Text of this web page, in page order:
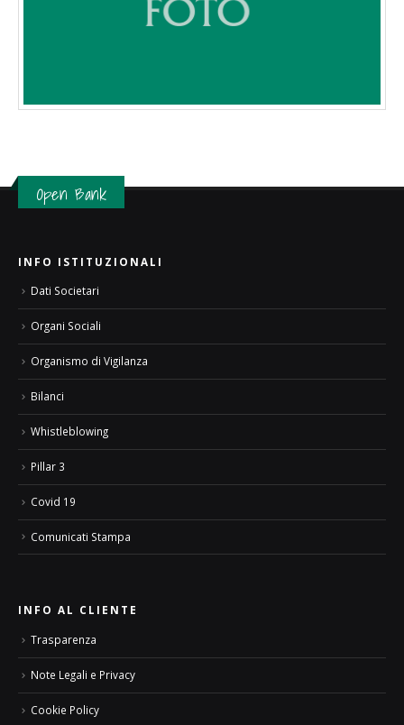
Open Bank
INFO ISTITUZIONALI
Dati Societari
Organi Sociali
Organismo di Vigilanza
Bilanci
Whistleblowing
Pillar 3
Covid 19
Comunicati Stampa
INFO AL CLIENTE
Trasparenza
Note Legali e Privacy
Cookie Policy